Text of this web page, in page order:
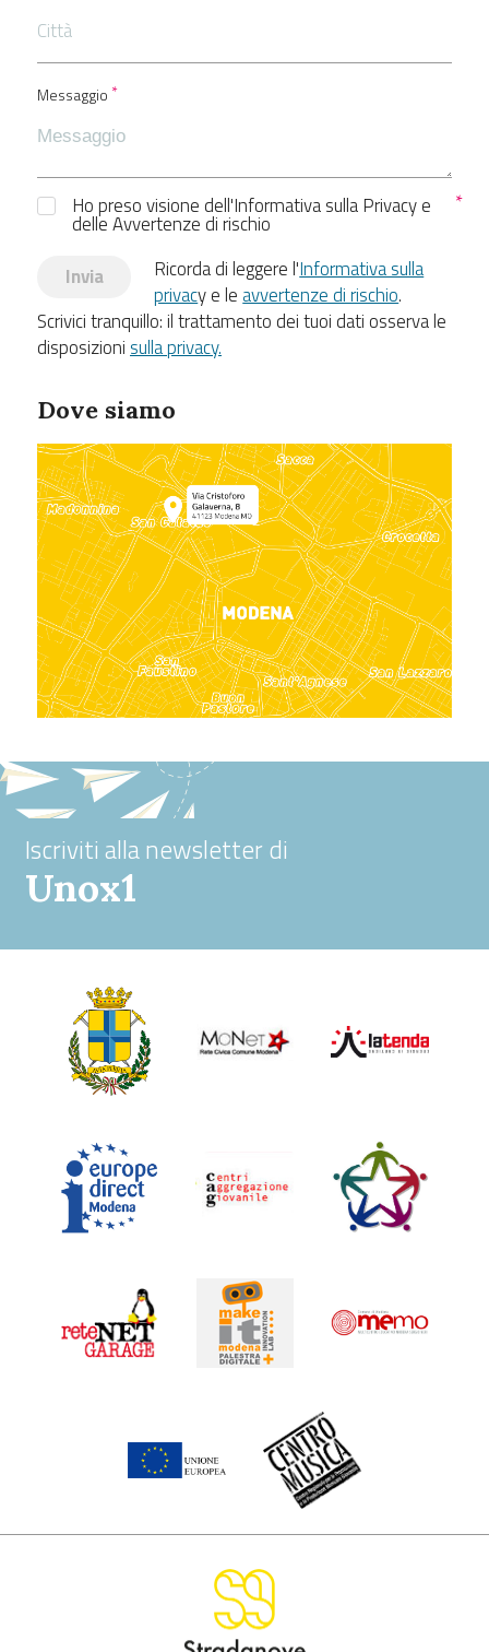
Messaggio
Ho preso visione dell'Informativa sulla Privacy e
delle Avvertenze di rischio
Invia
Ricorda di leggere l'Informativa sulla
privacy e le avvertenze di rischio.
Scrivici tranquillo: il trattamento dei tuoi dati osserva le
disposizioni sulla privacy.
Dove siamo
Iscriviti alla newsletter di
Unox1